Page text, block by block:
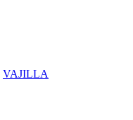
VAJILLA